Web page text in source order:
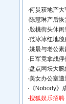
·何炅获地产
·陈慧琳产后
·殷桃街头休
·范冰冰红地
·姚晨与老公
· 日军竟拿战俘
·盘点网坛大
·美女办公室
· 《Nobody》
·搜狐娱乐招聘